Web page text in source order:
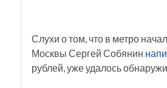
Слухи о том, что в метро
Москвы Сергей Собянин
рублей, уже удалось